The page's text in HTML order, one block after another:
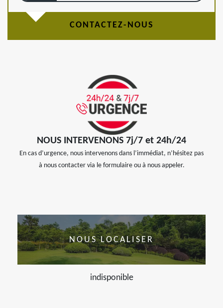
CONTACTEZ-NOUS
NOUS INTERVENONS 7j/7 et 24h/24
En cas d’urgence, nous intervenons dans l’immédiat, n’hésitez pas
à nous contacter via le formulaire ou à nous appeler.
NOUS LOCALISER
indisponible